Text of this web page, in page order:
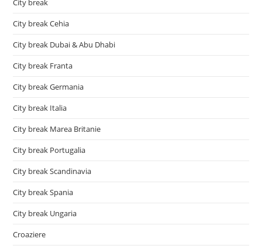
City break
City break Cehia
City break Dubai & Abu Dhabi
City break Franta
City break Germania
City break Italia
City break Marea Britanie
City break Portugalia
City break Scandinavia
City break Spania
City break Ungaria
Croaziere